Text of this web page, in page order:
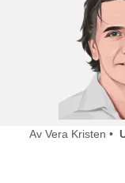
Av Vera Kristen •